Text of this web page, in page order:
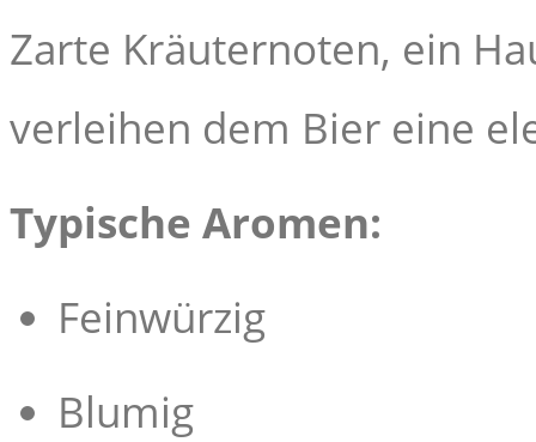
Zarte Kräuternoten, ein
verleihen dem Bier eine
Typische Aromen:
Feinwürzig
Blumig